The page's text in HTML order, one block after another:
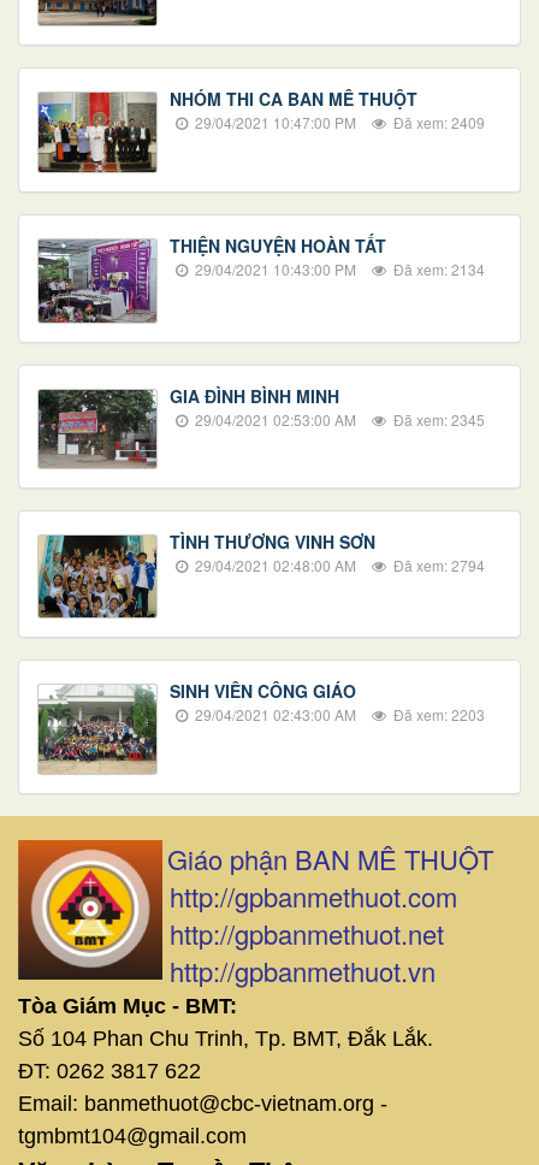
NHÓM THI CA BAN MÊ THUỘT
29/04/2021 10:47:00 PM Đã xem: 2409
THIỆN NGUYỆN HOÀN TẤT
29/04/2021 10:43:00 PM Đã xem: 2134
GIA ĐÌNH BÌNH MINH
29/04/2021 02:53:00 AM Đã xem: 2345
TÌNH THƯƠNG VINH SƠN
29/04/2021 02:48:00 AM Đã xem: 2794
SINH VIÊN CÔNG GIÁO
29/04/2021 02:43:00 AM Đã xem: 2203
Giáo phận BAN MÊ THUỘT
http://gpbanmethuot.com
http://gpbanmethuot.net
http://gpbanmethuot.vn
Tòa Giám Mục - BMT:
Số 104 Phan Chu Trinh, Tp. BMT, Đắk Lắk.
ĐT: 0262 3817 622
Email: banmethuot@cbc-vietnam.org -
tgmbmt104@gmail.com